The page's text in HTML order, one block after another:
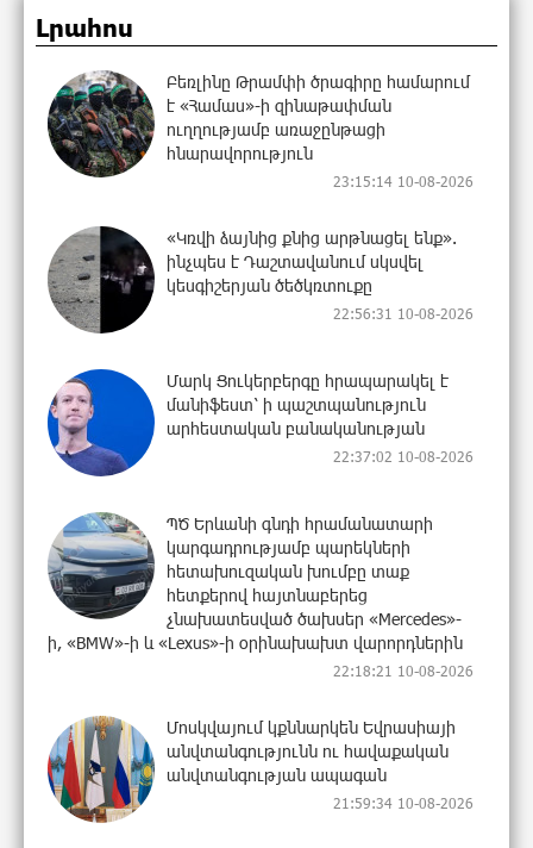
Լրահոս
Բեռլինը Թրամփի ծրագիրը համարում
է «Համաս»-ի զինաթափման
ուղղությամբ առաջընթացի
հնարավորություն
23:15:14 10-08-2026
«Կռվի ձայնից քնից արթնացել ենք».
ինչպես է Դաշտավանում սկսվել
կեսգիշերյան ծեծկռտուքը
22:56:31 10-08-2026
Մարկ Ցուկերբերգը հրապարակել է
մանիֆեստ՝ ի պաշտպանություն
արհեստական բանականության
22:37:02 10-08-2026
ՊԾ Երևանի գնդի հրամանատարի
կարգադրությամբ պարեկների
հետախուզական խումբը տաք
հետքերով հայտնաբերեց
չնախատեսված ծախսեր «Mercedes»-
ի, «BMW»-ի և «Lexus»-ի օրինախախտ վարորդներին
22:18:21 10-08-2026
Մոսկվայում կքննարկեն Եվրասիայի
անվտանգությունն ու հավաքական
անվտանգության ապագան
21:59:34 10-08-2026